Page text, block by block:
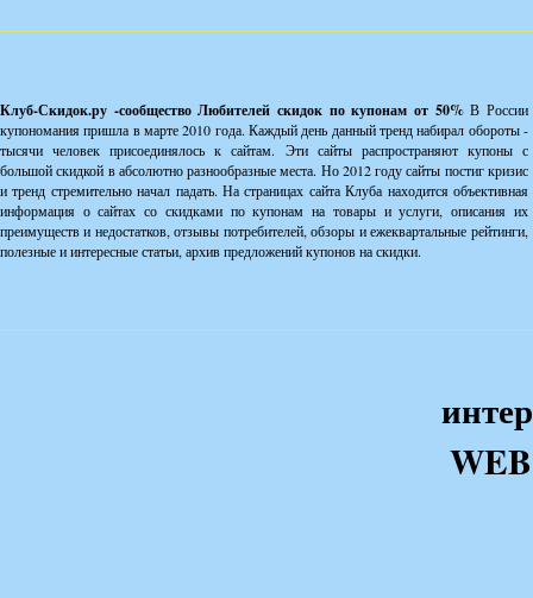
Клуб-Скидок.ру -сообщество Любителей скидок по купонам от 50%В России
купономания пришла в марте 2010 года. Каждый день данный тренд набирал обороты -
тысячи человек присоединялось к сайтам. Эти сайты распространяют купоны с
большой скидкой в абсолютно разнообразные места. Но 2012 году сайты постиг кризис
и тренд стремительно начал падать. На страницах сайта Клуба находится объективная
информация о сайтах со скидками по купонам на товары и услуги, описания их
преимуществ и недостатков, отзывы потребителей, обзоры и ежеквартальные рейтинги,
полезные и интересные статьи, архив предложений купонов на скидки.